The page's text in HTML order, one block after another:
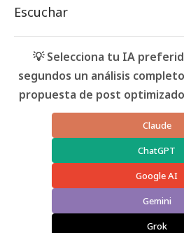
Escuchar
💡 Selecciona tu IA
segundos un análisis
propuesta de post
Claude
ChatGPT
Google AI
Gemini
Grok